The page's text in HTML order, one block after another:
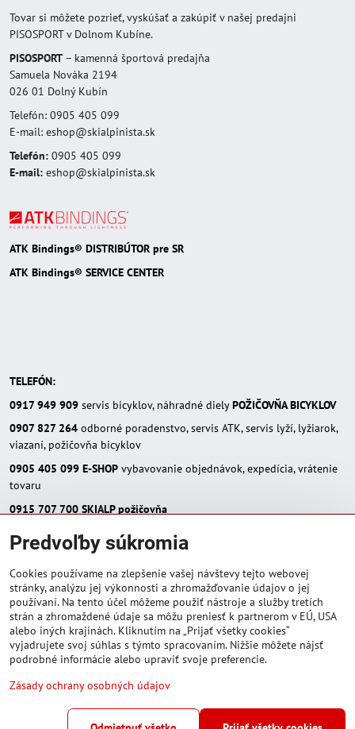
Tovar si môžete pozrieť, vyskúšať a zakúpiť v našej predajni
PISOSPORT v Dolnom Kubíne.
PISOSPORT – kamenná športová predajňa
Samuela Nováka 2194
026 01 Dolný Kubín
Telefón: 0905 405 099
E-mail: eshop@skialpinista.sk
Telefón: 0905 405 099
E-mail: eshop@skialpinista.sk
ATK Bindings® DISTRIBÚTOR pre SR
ATK Bindings® SERVICE CENTER
TELEFÓN:
0917 949 909 servis bicyklov, náhradné dielyPOŽIČOVŇA BICYKLOV
0907 827 264 odborné poradenstvo, servis ATK, servis lyží, lyžiarok,
viazaní, požičovňa bicyklov
0905 405 099 E-SHOP vybavovanie objednávok, expedícia, vrátenie
tovaru
0915 707 700 SKIALP požičovňa
E-MAIL:
eshop(zavináč)skialpinista.sk
pisosport(zavináč)pisosport.sk
©2026Copyright
Predvoľby súkromia
Zásady ochrany osobných údajov
Predvoľby súkromia
Cookies používame na zlepšenie vašej návštevy tejto webovej
stránky, analýzu jej výkonnosti a zhromažďovanie údajov o jej
používaní. Na tento účel môžeme použiť nástroje a služby tretích
strán a zhromaždené údaje sa môžu preniesť k partnerom v EÚ, USA
alebo iných krajinách. Kliknutím na „Prijať všetky cookies“
vyjadrujete svoj súhlas s týmto spracovaním. Nižšie môžete nájsť
podrobné informácie alebo upraviť svoje preferencie.
Zásady ochrany osobných údajov